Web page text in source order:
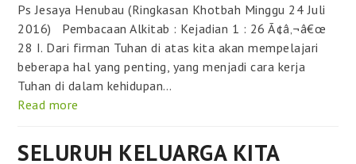
Ps Jesaya Henubau (Ringkasan Khotbah Minggu 24 Juli
2016) Pembacaan Alkitab : Kejadian 1 : 26 Ã¢â‚¬â€œ
28 I. Dari firman Tuhan di atas kita akan mempelajari
beberapa hal yang penting, yang menjadi cara kerja
Tuhan di dalam kehidupan…
Read more
SELURUH KELUARGA KITA